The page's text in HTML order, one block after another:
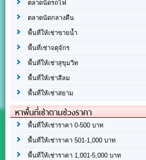
ตลาดนัดรถไฟ
ตลาดนัดกลางคืน
พื้นที่ให้เช่าขายน้ำ
พื้นที่เช่าจตุจักร
พื้นที่ให้เช่าสุขุมวิท
พื้นที่ให้เช่าสีลม
พื้นที่ให้เช่าสยาม
หาพื้นที่เช่าตามช่วงราคา
พื้นที่ให้เช่าราคา 0-500 บาท
พื้นที่ให้เช่าราคา 501-1,000 บาท
พื้นที่ให้เช่าราคา 1,001-5,000 บาท